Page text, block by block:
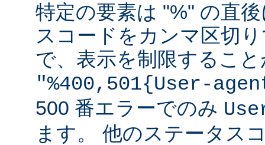
特定の要素は "%" の直
スコードをカンマ区切
で、表示を制限するこ
"%400,501{User-
500 番エラーでのみ
ます。 他のステータス